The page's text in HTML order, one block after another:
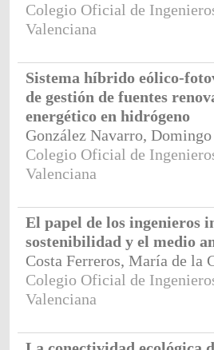
Colegio Oficial de
Valenciana
Sistema híbrido eólico-
de gestión de fuentes
energético en hidrógeno
González Navarro, Domingo
Colegio Oficial de
Valenciana
El papel de los ingenieros
sostenibilidad y el medio
Costa Ferreros, María de la
Colegio Oficial de
Valenciana